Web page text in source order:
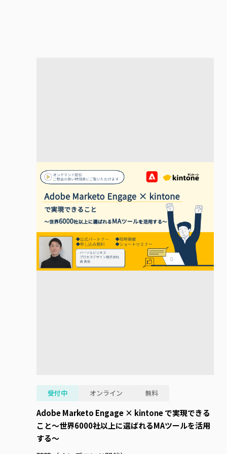
受付中 オンライン 無料
Adobe Marketo Engage × kintone で実現できる
こと～世界6000社以上に選ばれるMAツールを活用
する～